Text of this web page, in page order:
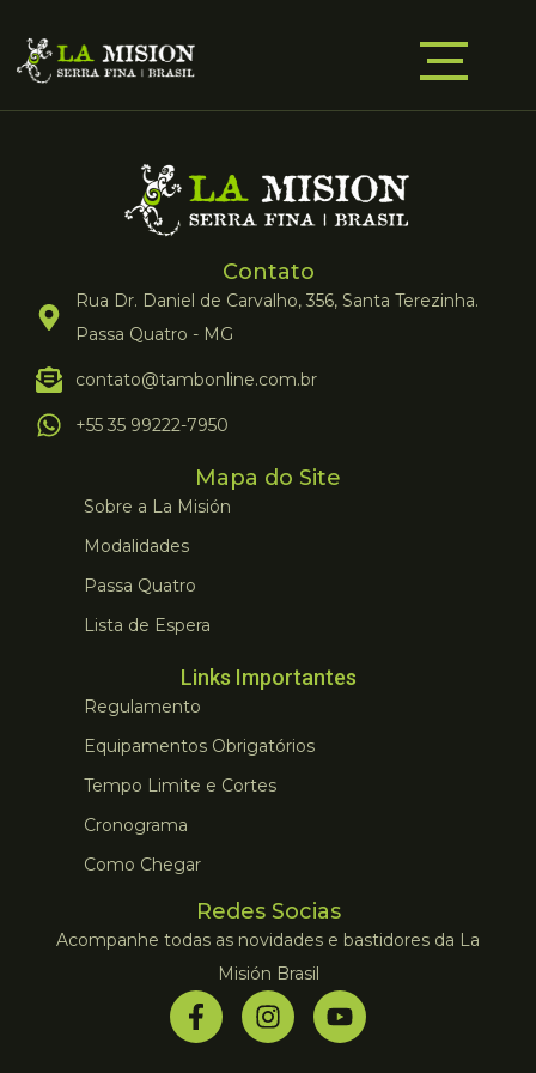
Contato
Rua Dr. Daniel de Carvalho, 356, Santa Terezinha.
Passa Quatro - MG
contato@tambonline.com.br
+55 35 99222-7950
Mapa do Site
Sobre a La Misión
Modalidades
Passa Quatro
Lista de Espera
Links Importantes
Regulamento
Equipamentos Obrigatórios
Tempo Limite e Cortes
Cronograma
Como Chegar
Redes Socias
Acompanhe todas as novidades e bastidores da La
Misión Brasil